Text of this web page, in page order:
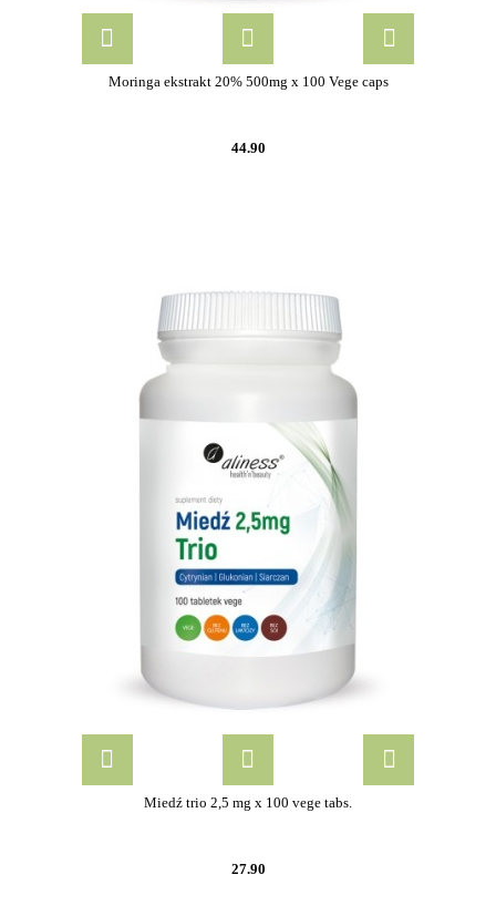
Moringa ekstrakt 20% 500mg x 100 Vege caps
44.90
Miedź trio 2,5 mg x 100 vege tabs.
27.90